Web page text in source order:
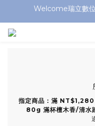
Welcome瑞立數
Welcome瑞立數
Welcome瑞立數
指定商品：滿
80g 滿杯檀木香/清水